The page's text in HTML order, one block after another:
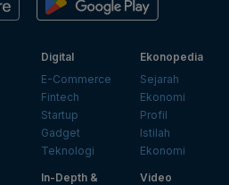
Digital
E-Commerce
Fintech
Startup
Gadget
Teknologi
Ekonopedia
Sejarah
Ekonomi
Profil
Istilah
Ekonomi
In-Depth &
Video